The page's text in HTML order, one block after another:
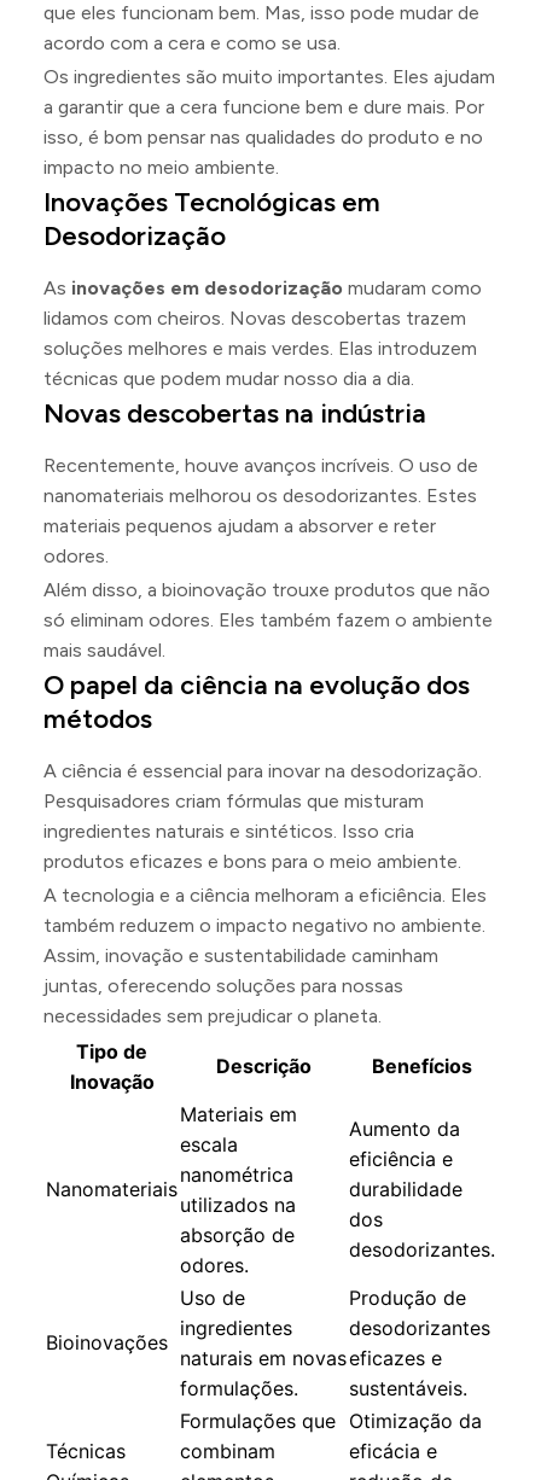
que eles funcionam bem. Mas, isso pode mudar de
acordo com a cera e como se usa.
Os ingredientes são muito importantes. Eles ajudam
a garantir que a cera funcione bem e dure mais. Por
isso, é bom pensar nas qualidades do produto e no
impacto no meio ambiente.
Inovações Tecnológicas em
Desodorização
As inovações em desodorização mudaram como
lidamos com cheiros. Novas descobertas trazem
soluções melhores e mais verdes. Elas introduzem
técnicas que podem mudar nosso dia a dia.
Novas descobertas na indústria
Recentemente, houve avanços incríveis. O uso de
nanomateriais melhorou os desodorizantes. Estes
materiais pequenos ajudam a absorver e reter
odores.
Além disso, a bioinovação trouxe produtos que não
só eliminam odores. Eles também fazem o ambiente
mais saudável.
O papel da ciência na evolução dos
métodos
A ciência é essencial para inovar na desodorização.
Pesquisadores criam fórmulas que misturam
ingredientes naturais e sintéticos. Isso cria
produtos eficazes e bons para o meio ambiente.
A tecnologia e a ciência melhoram a eficiência. Eles
também reduzem o impacto negativo no ambiente.
Assim, inovação e sustentabilidade caminham
juntas, oferecendo soluções para nossas
necessidades sem prejudicar o planeta.
Tipo de
Inovação
Descrição Benefícios
Nanomateriais
Materiais em
escala
nanométrica
utilizados na
absorção de
odores.
Aumento da
eficiência e
durabilidade
dos
desodorizantes.
Bioinovações
Uso de
ingredientes
naturais em novas
formulações.
Produção de
desodorizantes
eficazes e
sustentáveis.
Técnicas
Formulações que
combinam
Otimização da
eficácia e